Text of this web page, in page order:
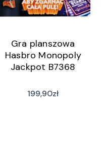
Gra planszowa
Hasbro Monopoly
Jackpot B7368
199,90zł